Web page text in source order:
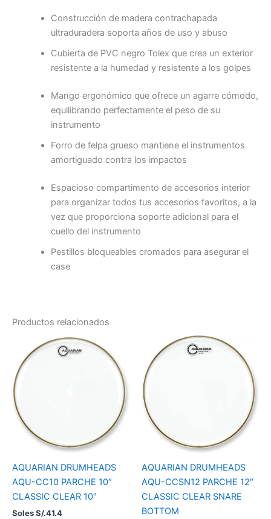
Construcción de madera contrachapada
ultraduradera soporta años de uso y abuso
Cubierta de PVC negro Tolex que crea un exterior
resistente a la humedad y resistente a los golpes
Mango ergonómico que ofrece un agarre cómodo,
equilibrando perfectamente el peso de su
instrumento
Forro de felpa grueso mantiene el instrumentos
amortiguado contra los impactos
Espacioso compartimento de accesorios interior
para organizar todos tus accesorios favoritos, a la
vez que proporciona soporte adicional para el
cuello del instrumento
Pestillos bloqueables cromados para asegurar el
case
Productos relacionados
AQUARIAN DRUMHEADS
AQU-CC10 PARCHE 10″
CLASSIC CLEAR 10″
Soles S/.41.4
AQUARIAN DRUMHEADS
AQU-CCSN12 PARCHE 12″
CLASSIC CLEAR SNARE
BOTTOM